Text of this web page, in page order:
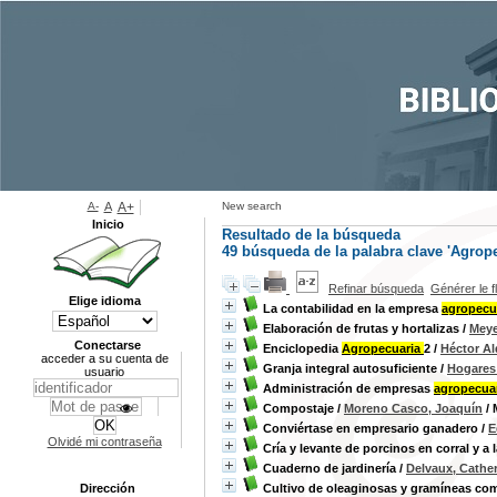
New search
Resultado de la búsqueda
49 búsqueda de la palabra clave
Refinar búsqueda Générer le
La contabilidad en la empresa
Elaboración de frutas y hortalizas /
Enciclopedia Agropecuaria 2 / Héctor
Granja integral autosuficiente /
Administración de empresas
Compostaje / Moreno Casco, Joaquín /
Conviértase en empresario ganadero /
Cría y levante de porcinos en corral y a
Cuaderno de jardinería / Delvaux,
Cultivo de oleaginosas y gramíneas
A- A A+
Inicio
Elige idioma
Conectarse
acceder a su cuenta de
usuario
Olvidé mi contraseña
Dirección